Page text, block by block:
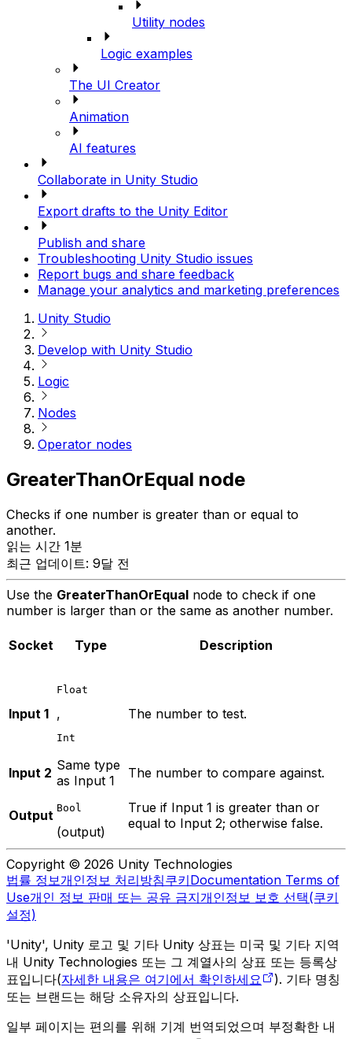
Utility nodes
Logic examples
The UI Creator
Animation
AI features
Collaborate in Unity Studio
Export drafts to the Unity Editor
Publish and share
Troubleshooting Unity Studio issues
Report bugs and share feedback
Manage your analytics and marketing preferences
Unity Studio
Develop with Unity Studio
Logic
Nodes
Operator nodes
GreaterThanOrEqual node
Checks if one number is greater than or equal to
another.
읽는 시간 1분
최근 업데이트: 9달 전
Use the GreaterThanOrEqual node to check if one
number is larger than or the same as another number.
Socket Type Description
Input 1
Float
,
Int
The number to test.
Input 2 Same type
as Input 1
The number to compare against.
Output Bool
(output)
True if Input 1 is greater than or
equal to Input 2; otherwise false.
Copyright © 2026 Unity Technologies
법률 정보개인정보 처리방침쿠키Documentation Terms of
Use개인 정보 판매 또는 공유 금지개인정보 보호 선택(쿠키
설정)
'Unity', Unity 로고 및 기타 Unity 상표는 미국 및 기타 지역
내 Unity Technologies 또는 그 계열사의 상표 또는 등록상
표입니다(자세한 내용은 여기에서 확인하세요
). 기타 명칭
또는 브랜드는 해당 소유자의 상표입니다.
일부 페이지는 편의를 위해 기계 번역되었으며 부정확한 내